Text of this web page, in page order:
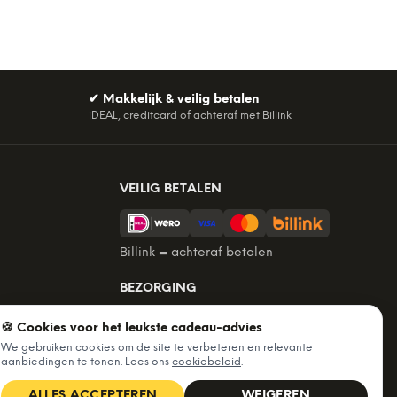
✔ Makkelijk & veilig betalen
iDEAL, creditcard of achteraf met Billink
VEILIG BETALEN
Billink = achteraf betalen
BEZORGING
Gratis verzending vanaf €60. Tot 365
dagen retourneren.
★ 4,7/5 uit 6.235beoordelingen
🍪 Cookies voor het leukste cadeau-advies
We gebruiken cookies om de site te verbeteren en relevante
aanbiedingen te tonen. Lees ons cookiebeleid.